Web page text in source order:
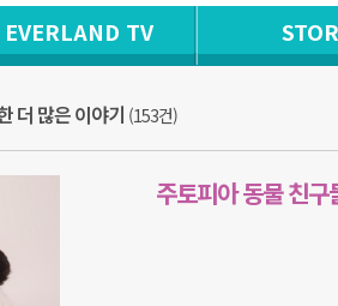
EVERLAND TV
더 많은 이야기 (153건)
주토피아 동물 친